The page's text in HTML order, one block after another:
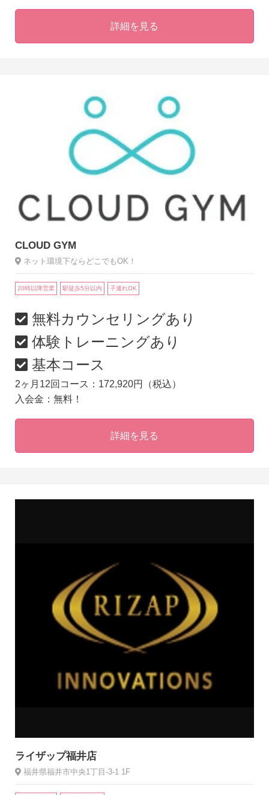
詳細を見る
CLOUD GYM
ネット環境下ならどこでもOK！
20時以降営業 駅徒歩5分以内 子連れOK
無料カウンセリングあり
体験トレーニングあり
基本コース
2ヶ月12回コース：172,920円（税込）
入会金：無料！
詳細を見る
ライザップ福井店
福井県福井市中央1丁目-3-1 1F